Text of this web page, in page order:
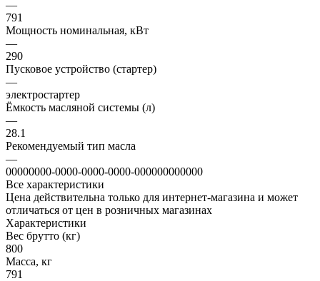
—
791
Мощность номинальная, кВт
—
290
Пусковое устройство (стартер)
—
электростартер
Ёмкость масляной системы (л)
—
28.1
Рекомендуемый тип масла
—
00000000-0000-0000-0000-000000000000
Все характеристики
Цена действительна только для интернет-магазина и может
отличаться от цен в розничных магазинах
Характеристики
Вес брутто (кг)
800
Масса, кг
791